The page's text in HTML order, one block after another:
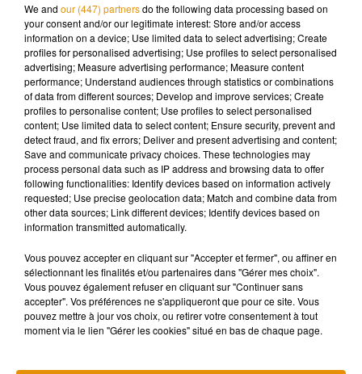
La marque cherche avant tout quelqu'unqui aime faire dix
fois la sieste le matin, qui ne prend pas d’initiative et qui a de
l’expérience dans le port des boxers."Il est également
important que le candidat soit extrêmement paresseux, ce
qui donne généralement les meilleurs résultats", explique
Pockies. Pour postuler rien de plus simple : vous devez
envoyer une courte lettre de motivation pour expliquer
pourquoi vous n’êtes pas motivé."Allongez-vous, regardez
votre émission préférée et continuez à respirer. Si vous
pensez l’avoir en vous, vous pouvez vous inscrire jusqu’au
25 novembre. La personne qui obtiendra le poste sera
marque. Bonne chance !
We and our (447) partnersdo the following data processing based on
your consent and/or our legitimate interest: Store and/or access
information on a device; Use limited data to select advertising; Create
profiles for personalised advertising; Use profiles to select personalised
advertising; Measure advertising performance; Measure content
performance; Understand audiences through statistics or combinations
of data from different sources; Develop and improve services; Create
profiles to personalise content; Use profiles to select personalised
content; Use limited data to select content; Ensure security, prevent and
detect fraud, and fix errors; Deliver and present advertising and content;
Save and communicate privacy choices. These technologies may
process personal data such as IP address and browsing data to offer
following functionalities: Identify devices based on information actively
requested; Use precise geolocation data; Match and combine data from
other data sources; Link different devices; Identify devices based on
information transmitted automatically.
Vous pouvez accepter en cliquant sur "Accepter et fermer", ou affiner en
sélectionnant les finalités et/ou partenaires dans "Gérer mes choix".
Vous pouvez également refuser en cliquant sur "Continuer sans
accepter". Vos préférences ne s'appliqueront que pour ce site. Vous
pouvez mettre à jour vos choix, ou retirer votre consentement à tout
moment via le lien "Gérer les cookies" situé en bas de chaque page.